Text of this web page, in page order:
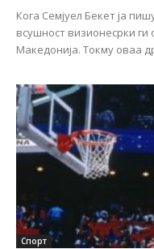
Кога Семјуел Бекет ја
всушност визионесрки ги
Македонија. Токму оваа
Спорт